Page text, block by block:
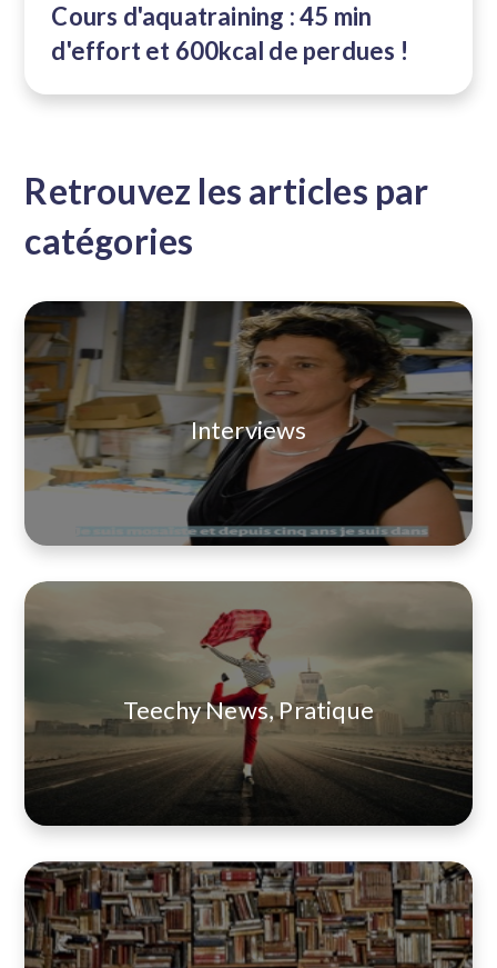
Cours d'aquatraining : 45 min
d'effort et 600kcal de perdues !
Retrouvez les articles par
catégories
Interviews
Teechy News, Pratique